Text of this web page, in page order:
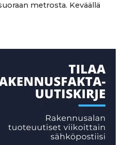
metrosta. Keväällä